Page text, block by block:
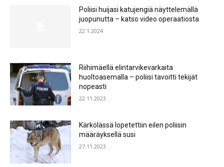
Poliisi huijasi katujengiä näyttelemällä
juopunutta – katso video operaatiosta
22.1.2024
Riihimäellä elintarvikevarkaita
huoltoasemalla – poliisi tavoitti tekijät
nopeasti
22.11.2023
Kärkölässä lopetettiin eilen poliisin
määräyksellä susi
27.11.2023